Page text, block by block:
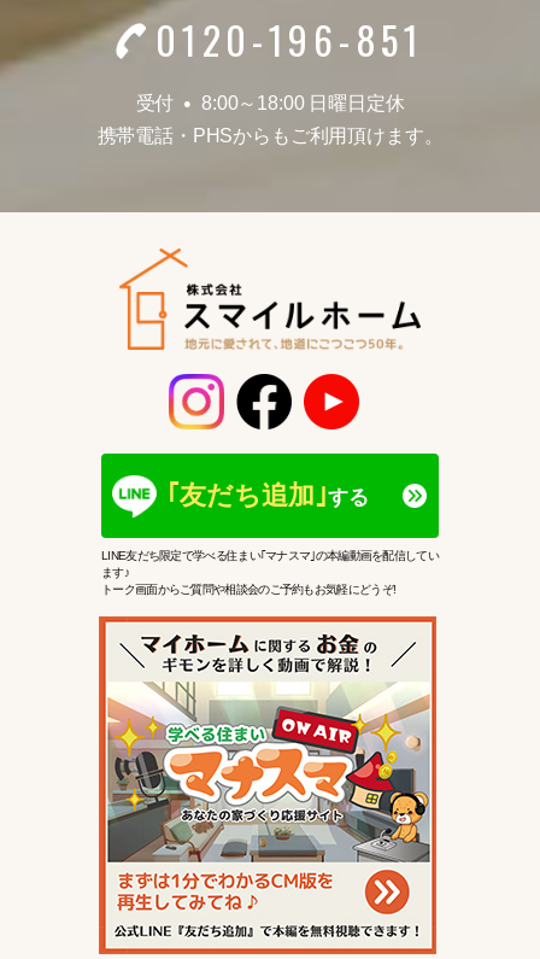
0120-196-851
受付 ●
8:00～18:00 日曜日定休
携帯電話・ PHSからもご利用頂けます。
｢友だち追加｣する
LINE友だち限定で学べる住まい｢マナスマ｣の本編動画を配信してい
ます♪
トーク画面からご質問や相談会のご予約もお気軽にどうぞ!